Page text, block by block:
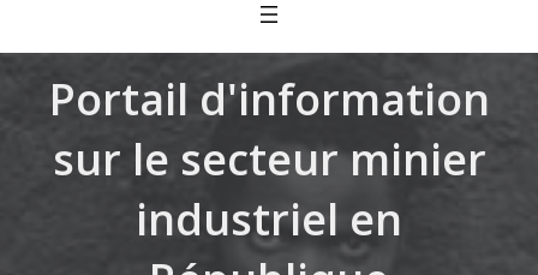
Portail d'information
sur le secteur minier
industriel en